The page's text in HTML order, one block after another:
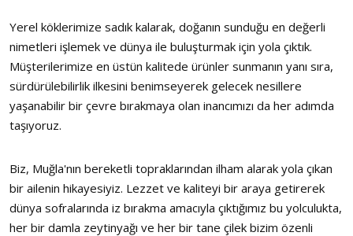
Yerel köklerimize sadık kalarak, doğanın sunduğu en değerli
nimetleri işlemek ve dünya ile buluşturmak için yola çıktık.
Müşterilerimize en üstün kalitede ürünler sunmanın yanı sıra,
sürdürülebilirlik ilkesini benimseyerek gelecek nesillere
yaşanabilir bir çevre bırakmaya olan inancımızı da her adımda
taşıyoruz.
Biz, Muğla'nın bereketli topraklarından ilham alarak yola çıkan
bir ailenin hikayesiyiz. Lezzet ve kaliteyi bir araya getirerek
dünya sofralarında iz bırakma amacıyla çıktığımız bu yolculukta,
her bir damla zeytinyağı ve her bir tane çilek bizim özenli